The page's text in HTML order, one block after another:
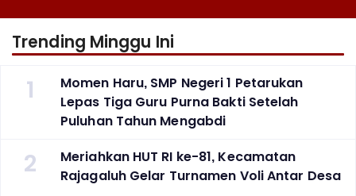
Trending Minggu Ini
1
Momen Haru, SMP Negeri 1 Petarukan
Lepas Tiga Guru Purna Bakti Setelah
Puluhan Tahun Mengabdi
2
Meriahkan HUT RI ke-81, Kecamatan
Rajagaluh Gelar Turnamen Voli Antar Desa